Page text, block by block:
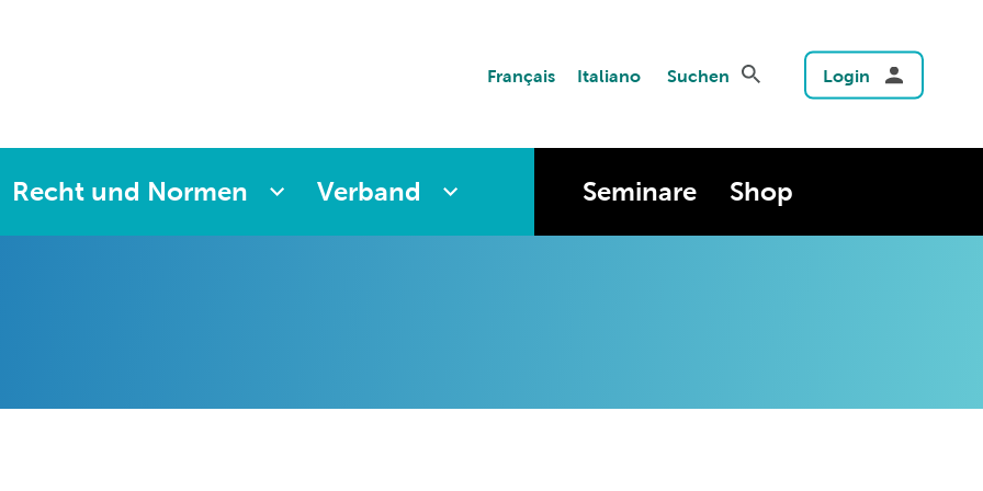
Français Italiano Suchen Login
Recht und Normen Verband Seminare Shop